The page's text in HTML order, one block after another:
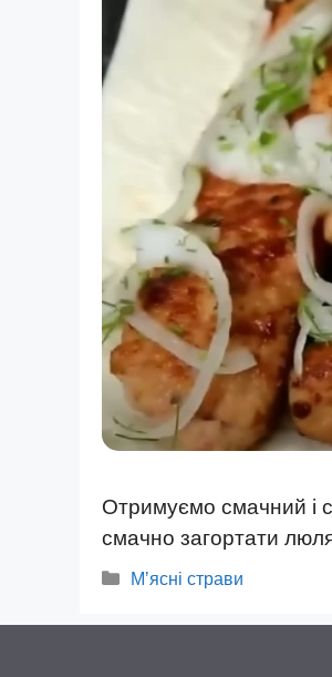
Отримуємо смачний і
смачно загортати
Категорії
Мʼясні страви